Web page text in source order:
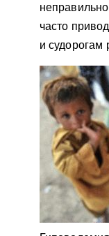
часто
и судорогам